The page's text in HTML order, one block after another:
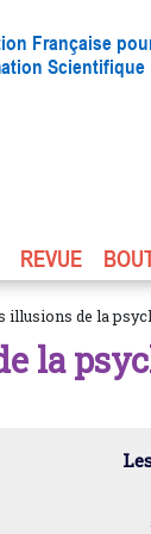
Française
Scientifique
REVUE
illusions de la
la